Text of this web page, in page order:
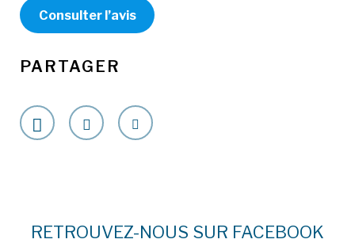
Consulter l’avis
PARTAGER
RETROUVEZ-NOUS SUR FACEBOOK